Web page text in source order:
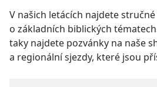
V našich letácích najdete
o základních biblických
taky najdete pozvánky na naše
a regionální sjezdy, které jsou